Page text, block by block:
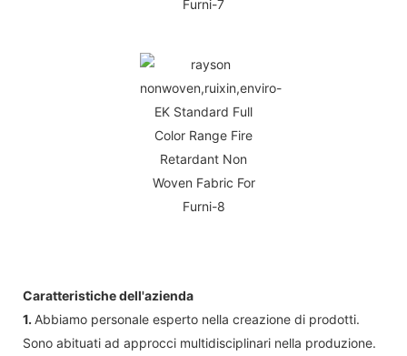
Caratteristiche dell'azienda
1. Abbiamo personale esperto nella creazione di prodotti.
Sono abituati ad approcci multidisciplinari nella produzione.